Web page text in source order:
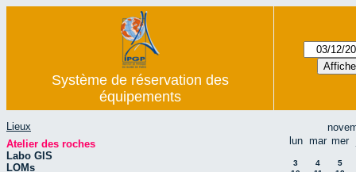
Système de réservation des
équipements
Lieux
Atelier des roches
Labo GIS
LOMs
lun mar mer
3 4
5